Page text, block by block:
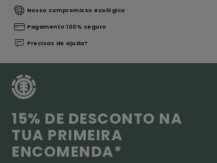
Nosso compromisso ecológico
Pagamento 100% seguro
Precisas de ajuda?
15% DE DESCONTO NA
TUA PRIMEIRA
ENCOMENDA*